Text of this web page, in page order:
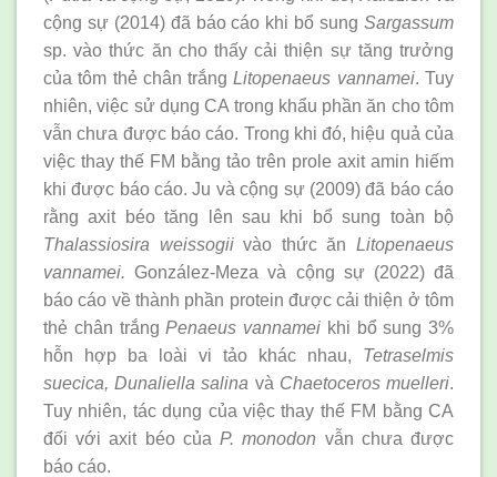
cộng sự (2014) đã báo cáo khi bổ sung Sargassum
sp. vào thức ăn cho thấy cải thiện sự tăng trưởng
của tôm thẻ chân trắngLitopenaeus vannamei. Tuy
nhiên, việc sử dụng CA trong khẩu phần ăn cho tôm
vẫn chưa được báo cáo. Trong khi đó, hiệu quả của
việc thay thế FM bằng tảo trên prole axit amin hiếm
khi được báo cáo. Ju và cộng sự (2009) đã báo cáo
rằng axit béo tăng lên sau khi bổ sung toàn bộ
Thalassiosira weissogiivào thức ănLitopenaeus
vannamei. González-Meza và cộng sự (2022) đã
báo cáo về thành phần protein được cải thiện ở tôm
thẻ chân trắngPenaeus vannamei khi bổ sung 3%
hỗn hợp ba loài vi tảo khác nhau, Tetraselmis
suecica, Dunaliella salina và Chaetoceros muelleri.
Tuy nhiên, tác dụng của việc thay thế FM bằng CA
đối với axit béo củaP. monodon vẫn chưa được
báo cáo.